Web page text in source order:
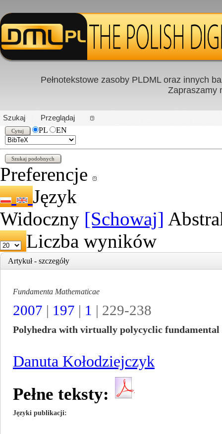
PL|EN
Pełnotekstowe zasoby PLDML oraz innych
Zapraszamy
Szukaj
Przeglądaj
PL
EN
Preferencje
Język
Widoczny [Schowaj]
Liczba wyników
Artykuł - szczegóły
Fundamenta Mathematicae
2007 | 197 | 1 | 229-238
Polyhedra with virtually polycyclic fundamental
Danuta Kołodziejczyk
Pełne teksty:
Języki publikacji